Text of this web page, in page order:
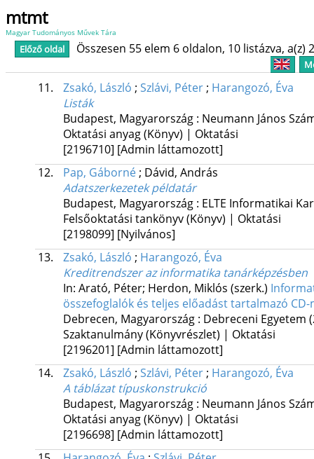
mtmt
Magyar Tudományos Művek Tára
Előző oldal Összesen 55 elem 6 oldalon, 10 listázva, a(z)
11. Zsakó, László ; Szlávi, Péter; Harangozó, Éva
Listák
Budapest, Magyarország : Neumann János
Oktatási anyag (Könyv) | Oktatási
[2196710] [Admin láttamozott]
12.
Pap, Gáborné; Dávid, András
Adatszerkezetek példatár
Budapest, Magyarország : ELTE Informatikai Kar
Felsőoktatási tankönyv (Könyv) | Oktatási
[2198099] [Nyilvános]
13.
Zsakó, László ; Harangozó, Éva
Kreditrendszer az informatika tanárképzésben
In: Arató, Péter; Herdon, Miklós (szerk.)
összefoglalók és teljes előadást tartalmazó
Debrecen, Magyarország : Debreceni Egyetem
Szaktanulmány (Könyvrészlet) | Oktatási
[2196201] [Admin láttamozott]
14.
Zsakó, László ; Szlávi, Péter; Harangozó, Éva
A táblázat típuskonstrukció
Budapest, Magyarország : Neumann János
Oktatási anyag (Könyv) | Oktatási
[2196698] [Admin láttamozott]